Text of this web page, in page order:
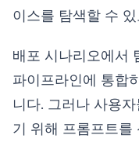
이스를 탐색할 수
배포 시나리오에서
파이프라인에 통합
니다. 그러나 사용
기 위해 프롬프트를